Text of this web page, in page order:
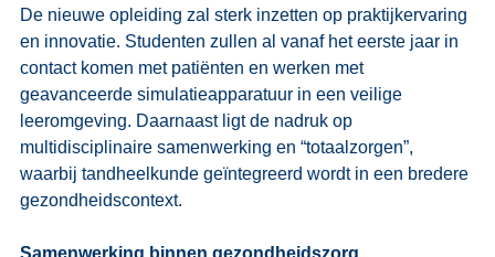
De nieuwe opleiding zal sterk inzetten op praktijkervaring
en innovatie. Studenten zullen al vanaf het eerste jaar in
contact komen met patiënten en werken met
geavanceerde simulatieapparatuur in een veilige
leeromgeving. Daarnaast ligt de nadruk op
multidisciplinaire samenwerking en “totaalzorgen”,
waarbij tandheelkunde geïntegreerd wordt in een bredere
gezondheidscontext.